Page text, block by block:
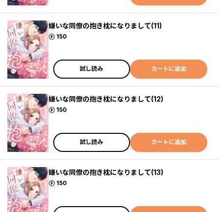
嫌いな同僚の抱き枕になりまして(11)
150
ポイント
試し読み カートに追加
嫌いな同僚の抱き枕になりまして(12)
150
ポイント
試し読み カートに追加
嫌いな同僚の抱き枕になりまして(13)
150
ポイント